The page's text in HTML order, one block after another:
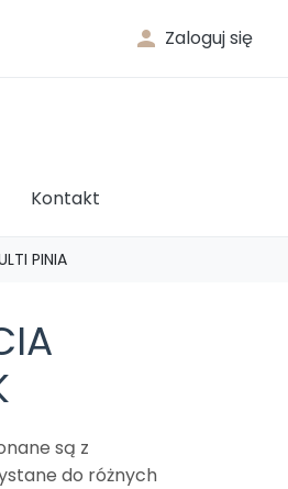
 Zaloguj się
Kontakt
PINIA
są z
do różnych